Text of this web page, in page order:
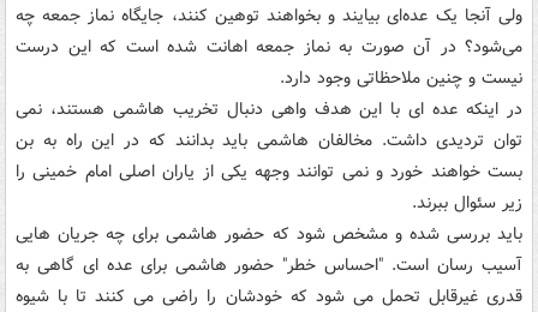
ولی آنجا یک عده‌ای بیایند و بخواهند توهین کنند،‌ جایگاه نماز جمعه چه
می‌شود؟ در آن صورت به نماز جمعه اهانت شده است که این درست
نیست و چنین ملاحظاتی وجود دارد.
در اینکه عده ای با این هدف واهی دنبال تخریب هاشمی هستند، نمی
توان تردیدی داشت. مخالفان هاشمی باید بدانند که در این راه به بن
بست خواهند خورد و نمی توانند وجهه یکی از یاران اصلی امام خمینی را
زیر سئوال ببرند.
باید بررسی شده و مشخص شود که حضور هاشمی برای چه جریان هایی
آسیب رسان است. "احساس خطر" حضور هاشمی برای عده ای گاهی به
قدری غیرقابل تحمل می شود که خودشان را راضی می کنند تا با شیوه